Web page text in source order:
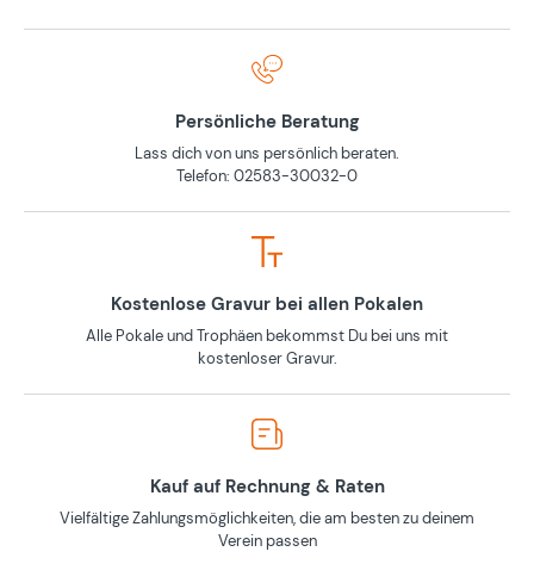
Persönliche Beratung
Lass dich von uns persönlich beraten.
Telefon: 02583-30032-0
Kostenlose Gravur bei allen Pokalen
Alle Pokale und Trophäen bekommst Du bei uns mit
kostenloser Gravur.
Kauf auf Rechnung & Raten
Vielfältige Zahlungsmöglichkeiten, die am besten zu deinem
Verein passen